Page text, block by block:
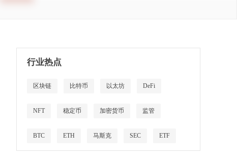
行业热点
区块链 比特币 以太坊 DeFi
NFT 稳定币 加密货币 监管
BTC ETH 马斯克 SEC ETF